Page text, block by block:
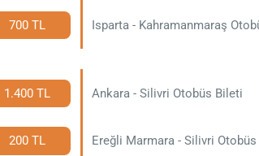
700 TL
1.400 TL Ankara - Silivri Otobüs Bileti
200 TL